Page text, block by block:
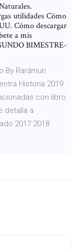
utilidades Cómo
Cómo descargar
a mis
BIMESTRE-
By Rarámuri
Historia 2019
con libro
detalla a
2017 2018